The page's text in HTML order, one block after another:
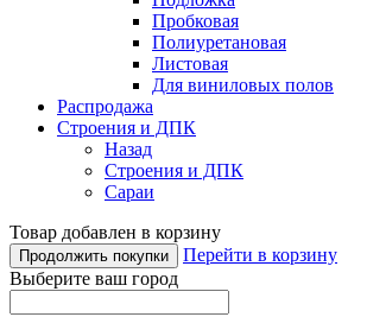
Пробковая
Полиуретановая
Листовая
Для виниловых полов
Распродажа
Строения и ДПК
Назад
Строения и ДПК
Сараи
Товар добавлен в корзину
Продолжить покупки
Перейти в корзину
Выберите ваш город